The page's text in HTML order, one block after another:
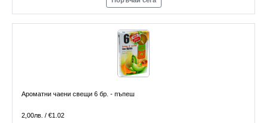
Ароматни чаени свещи 6 бр. - пъпеш
2,00лв. / €1.02